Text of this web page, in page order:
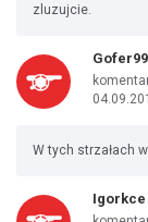
zluzujcie.
W tych strzałach
Igorkce